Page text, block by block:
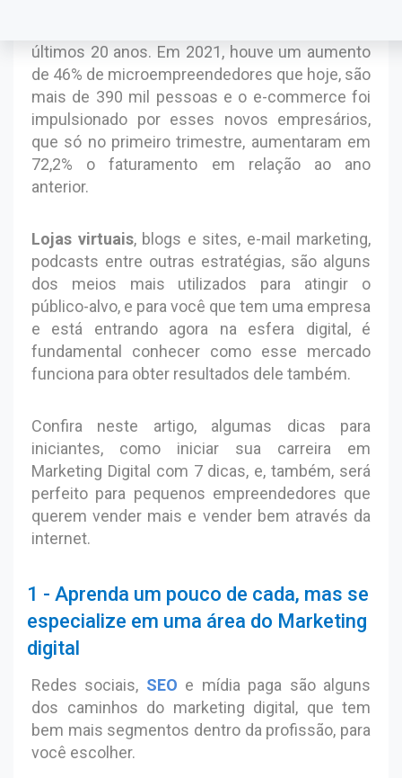
últimos 20 anos. Em 2021, houve um aumento
de 46% de microempreendedores que hoje, são
mais de 390 mil pessoas e o e-commerce foi
impulsionado por esses novos empresários,
que só no primeiro trimestre, aumentaram em
72,2% o faturamento em relação ao ano
anterior.
Lojas virtuais, blogs e sites, e-mail marketing,
podcasts entre outras estratégias, são alguns
dos meios mais utilizados para atingir o
público-alvo, e para você que tem uma empresa
e está entrando agora na esfera digital, é
fundamental conhecer como esse mercado
funciona para obter resultados dele também.
Confira neste artigo, algumas dicas para
iniciantes, como iniciar sua carreira em
Marketing Digital com 7 dicas, e, também, será
perfeito para pequenos empreendedores que
querem vender mais e vender bem através da
internet.
1 - Aprenda um pouco de cada, mas se
especialize em uma área do Marketing
digital
Redes sociais, SEO e mídia paga são alguns
dos caminhos do marketing digital, que tem
bem mais segmentos dentro da profissão, para
você escolher.